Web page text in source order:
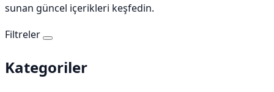
sunan güncel içerikleri keşfedin.
Filtreler
Kategoriler